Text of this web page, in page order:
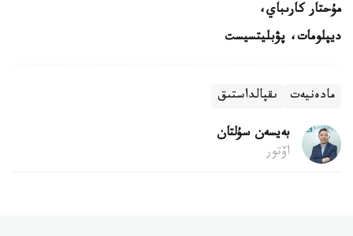
مۇحتار كارىباي،
ديپلومات، پۋبليتسيست
مادەنيەت ىقپالداستىق
بەيسەن سۇلتان
اۆتور